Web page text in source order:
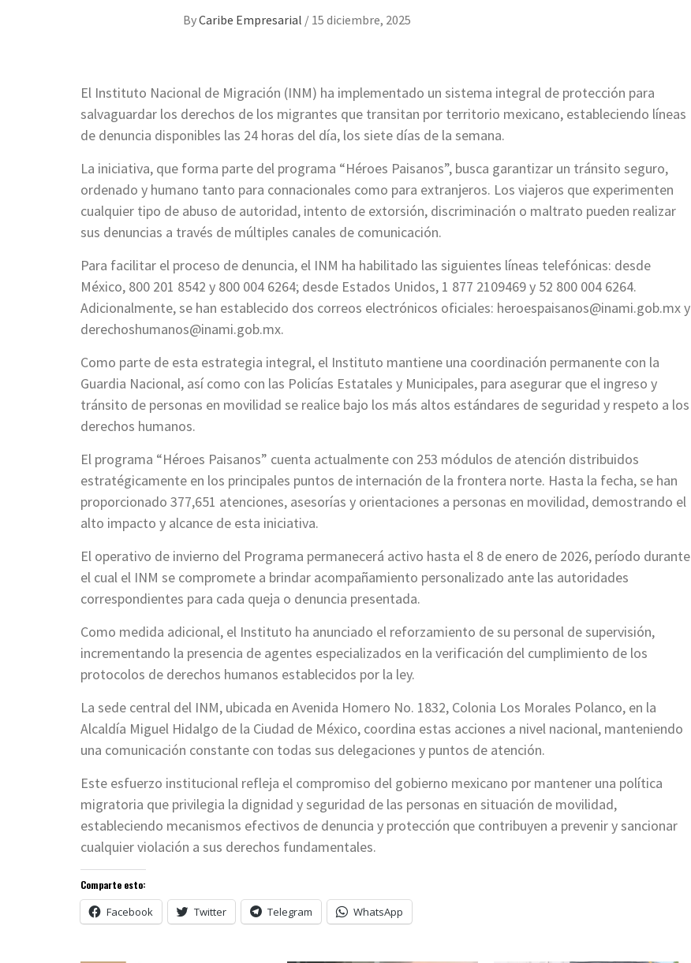
ByCaribe Empresarial / 15 diciembre, 2025
El Instituto Nacional de Migración (INM) ha implementado un sistema integral de protección para
salvaguardar los derechos de los migrantes que transitan por territorio mexicano, estableciendo líneas
de denuncia disponibles las 24 horas del día, los siete días de la semana.
La iniciativa, que forma parte del programa “Héroes Paisanos”, busca garantizar un tránsito seguro,
ordenado y humano tanto para connacionales como para extranjeros. Los viajeros que experimenten
cualquier tipo de abuso de autoridad, intento de extorsión, discriminación o maltrato pueden realizar
sus denuncias a través de múltiples canales de comunicación.
Para facilitar el proceso de denuncia, el INM ha habilitado las siguientes líneas telefónicas: desde
México, 800 201 8542 y 800 004 6264; desde Estados Unidos, 1 877 2109469 y 52 800 004 6264.
Adicionalmente, se han establecido dos correos electrónicos oficiales: heroespaisanos@inami.gob.mxy
derechoshumanos@inami.gob.mx.
Como parte de esta estrategia integral, el Instituto mantiene una coordinación permanente con la
Guardia Nacional, así como con las Policías Estatales y Municipales, para asegurar que el ingreso y
tránsito de personas en movilidad se realice bajo los más altos estándares de seguridad y respeto a los
derechos humanos.
El programa “Héroes Paisanos” cuenta actualmente con 253 módulos de atención distribuidos
estratégicamente en los principales puntos de internación de la frontera norte. Hasta la fecha, se han
proporcionado 377,651 atenciones, asesorías y orientaciones a personas en movilidad, demostrando el
alto impacto y alcance de esta iniciativa.
El operativo de invierno del Programa permanecerá activo hasta el 8 de enero de 2026, período durante
el cual el INM se compromete a brindar acompañamiento personalizado ante las autoridades
correspondientes para cada queja o denuncia presentada.
Como medida adicional, el Instituto ha anunciado el reforzamiento de su personal de supervisión,
incrementando la presencia de agentes especializados en la verificación del cumplimiento de los
protocolos de derechos humanos establecidos por la ley.
La sede central del INM, ubicada en Avenida Homero No. 1832, Colonia Los Morales Polanco, en la
Alcaldía Miguel Hidalgo de la Ciudad de México, coordina estas acciones a nivel nacional, manteniendo
una comunicación constante con todas sus delegaciones y puntos de atención.
Este esfuerzo institucional refleja el compromiso del gobierno mexicano por mantener una política
migratoria que privilegia la dignidad y seguridad de las personas en situación de movilidad,
estableciendo mecanismos efectivos de denuncia y protección que contribuyen a prevenir y sancionar
cualquier violación a sus derechos fundamentales.
Comparte esto:
Facebook Twitter Telegram WhatsApp